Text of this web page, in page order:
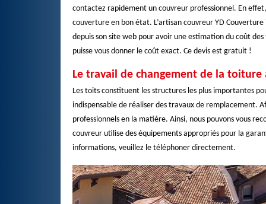
contactez rapidement un couvreur professionnel. En
couverture en bon état. L’artisan couvreur YD
depuis son site web pour avoir une estimation du coût
puisse vous donner le coût exact. Ce devis est gratuit !
Le travail de changement de la toiture
Les toits constituent les structures les plus importantes
indispensable de réaliser des travaux de remplacement.
professionnels en la matière. Ainsi, nous pouvons vous
couvreur utilise des équipements appropriés pour la
informations, veuillez le téléphoner directement.